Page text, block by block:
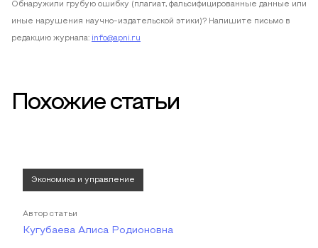
Обнаружили грубую ошибку (плагиат, фальсифицированные данные или
иные нарушения научно-издательской этики)? Напишите письмо в
редакцию журнала: info@apni.ru
Похожие статьи
Экономика и управление
Автор статьи
Кугубаева Алиса Родионовна